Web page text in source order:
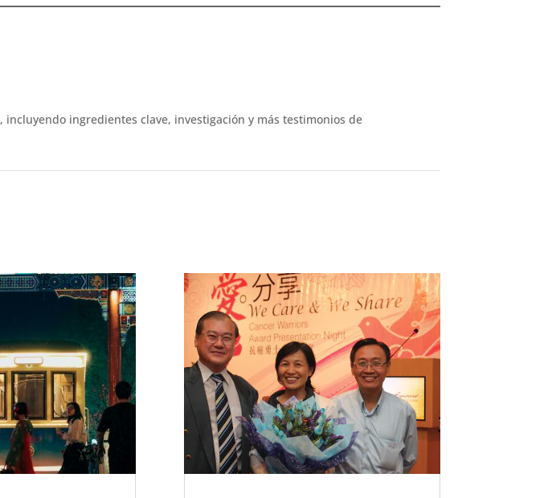
, incluyendo ingredientes clave, investigación y más testimonios de